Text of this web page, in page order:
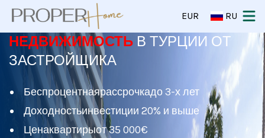
EUR RU
НЕДВИЖИМОСТЬ В ТУРЦИИ ОТ
ЗАСТРОЙЩИКА
Беспроцентнаярассрочкадо 3-х лет
Доходностьинвестиции 20% и выше
Ценаквартирыот 35 000€